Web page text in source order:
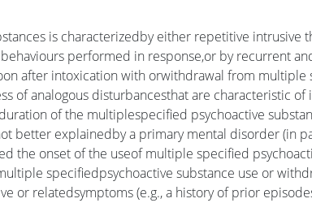
is characterizedby either repetitive intrusive
performed in response,or by recurrent
after intoxication with orwithdrawal from multiple
of analogous disturbancesthat are characteristic of
of the multiplespecified psychoactive
better explainedby a primary mental disorder (in
the onset of the useof multiple specified
specifiedpsychoactive substance use or
or relatedsymptoms (e.g., a history of prior